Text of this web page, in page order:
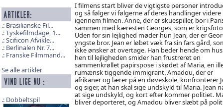
Brasilianske Fil...
Tyskefilmdage, 1...
Scificon Afvikle...
Berlinalen Nr. 7...
Franske Filmmand...
Se alle artikler
Dobbeltspil
I filmens start bliver de vigtigste personer
og så følger vi følgerne af deres handlinger videre
igennem filmen. Anne, der er skuespiller, bor i
sammen med kæresten Georges, som er
Uden for sin lejlighed møder hun Jean, der er
yngste bror. Jean er løbet væk fra sin fars gård,
ikke ønsker at overtage. Han beder hende om
hen til lejligheden smider han frustreret en
sammenkrøllet papirspose i skødet af Maria, en
rumænsk tiggende immigrant. Amadou, der er
afrikaner og lærer på en døveskole, konfronterer
og siger, at han skal sige undskyld til Maria. Jean
at sige undskyld, og kort efter kommer politiet.
bliver deporteret, og Amadou bliver slæbt på